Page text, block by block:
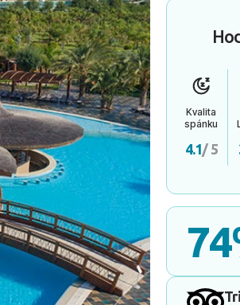
Kvalita
spánku
4.1/ 5